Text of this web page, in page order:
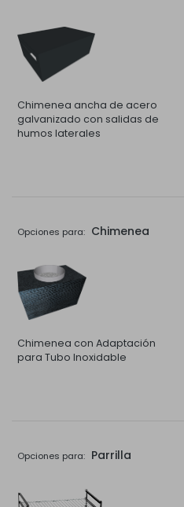
Chimenea ancha de acero
galvanizado con salidas de
humos laterales
Opciones para: Chimenea
Chimenea con Adaptación
para Tubo Inoxidable
Opciones para: Parrilla